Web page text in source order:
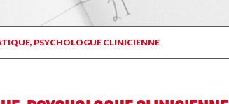
PSYCHOLOGUE CLINICIENNE